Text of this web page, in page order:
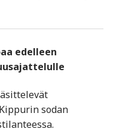
edelleen
sodan